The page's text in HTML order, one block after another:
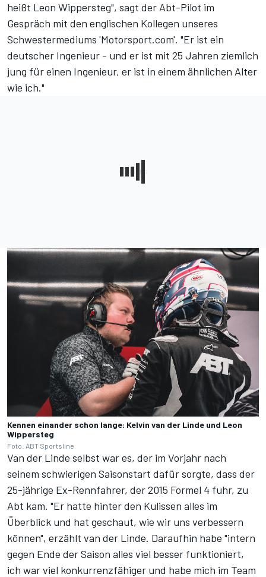
heißt Leon Wippersteg", sagt der Abt-Pilot im
Gespräch mit den englischen Kollegen unseres
Schwestermediums 'Motorsport.com'. "Er ist ein
deutscher Ingenieur - und er ist mit 25 Jahren ziemlich
jung für einen Ingenieur, er ist in einem ähnlichen Alter
wie ich."
Kennen einander schon lange: Kelvin van der Linde und Leon
Wippersteg
Foto: ABT Sportsline
Van der Linde selbst war es, der im Vorjahr nach
seinem schwierigen Saisonstart dafür sorgte, dass der
25-jährige Ex-Rennfahrer, der 2015 Formel 4 fuhr, zu
Abt kam. "Er hatte hinter den Kulissen alles im
Überblick und hat geschaut, wie wir uns verbessern
können", erzählt van der Linde. Daraufhin habe "intern
gegen Ende der Saison alles viel besser funktioniert,
ich war viel konkurrenzfähiger und habe mich im Team